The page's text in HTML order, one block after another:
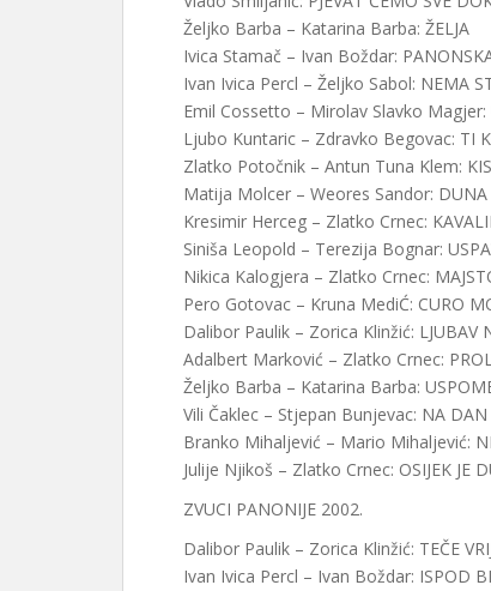
Željko Barba – Katarina Barba: ŽELJA
Ivica Stamač – Ivan Boždar:
Ivan Ivica Percl – Željko Sabol: NEMA
Emil Cossetto – Mirolav Slavko Magjer:
Ljubo Kuntaric – Zdravko Begovac: TI
Zlatko Potočnik – Antun Tuna Klem:
Matija Molcer – Weores Sandor: DUNA
Kresimir Herceg – Zlatko Crnec:
Siniša Leopold – Terezija Bognar:
Nikica Kalogjera – Zlatko Crnec:
Pero Gotovac – Kruna MediĆ: CURO
Dalibor Paulik – Zorica Klinžić: LJUBAV
Adalbert Marković – Zlatko Crnec:
Željko Barba – Katarina Barba:
Vili Čaklec – Stjepan Bunjevac: NA DAN
Branko Mihaljević – Mario Mihaljević:
Julije Njikoš – Zlatko Crnec: OSIJEK JE
ZVUCI PANONIJE 2002.
Dalibor Paulik – Zorica Klinžić: TEČE
Ivan Ivica Percl – Ivan Boždar: ISPOD